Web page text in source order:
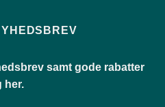
samt gode rabatter
her.